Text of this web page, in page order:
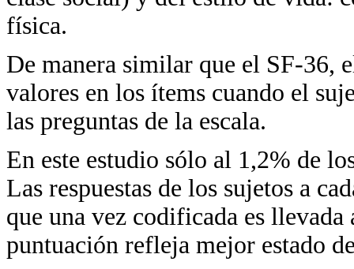
física.
De manera similar que el SF-36,
valores en los ítems cuando el
las preguntas de la escala.
En este estudio sólo al 1,2% de
Las respuestas de los sujetos a
que una vez codificada es
puntuación refleja mejor estado